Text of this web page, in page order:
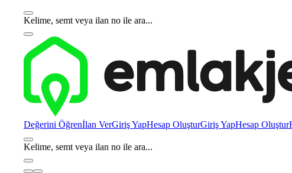
Kelime, semt veya ilan no ile ara...
Değerini Öğrenİlan VerGiriş YapHesap OluşturGiriş YapHesap Oluştur
Kelime, semt veya ilan no ile ara...